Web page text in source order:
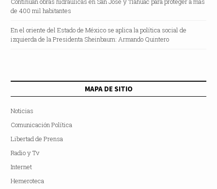
de 400 mil habitantes
En el oriente del Estado de México se aplica la política social de
izquierda de la Presidenta Sheinbaum: Armando Quintero
MAPA DE SITIO
Noticias
Comunicación Política
Libertad de Prensa
Radio y Tv
Internet
Hemeroteca